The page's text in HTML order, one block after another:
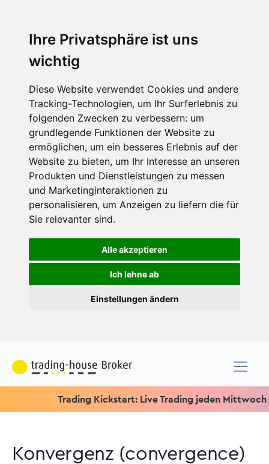
Ihre Privatsphäre ist uns
wichtig
Diese Website verwendet Cookies und andere
Tracking-Technologien, um Ihr Surferlebnis zu
folgenden Zwecken zu verbessern: um
grundlegende Funktionen der Website zu
ermöglichen, um ein besseres Erlebnis auf der
Website zu bieten, um Ihr Interesse an unseren
Produkten und Dienstleistungen zu messen
und Marketinginteraktionen zu
personalisieren, um Anzeigen zu liefern die für
Sie relevanter sind.
Alle akzeptieren
Ich lehne ab
Einstellungen ändern
Trading Kickstart: Live Trading jeden Mittwoch um
Konvergenz (convergence)